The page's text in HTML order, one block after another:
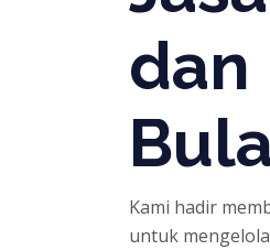
dan
Kami hadir
untuk